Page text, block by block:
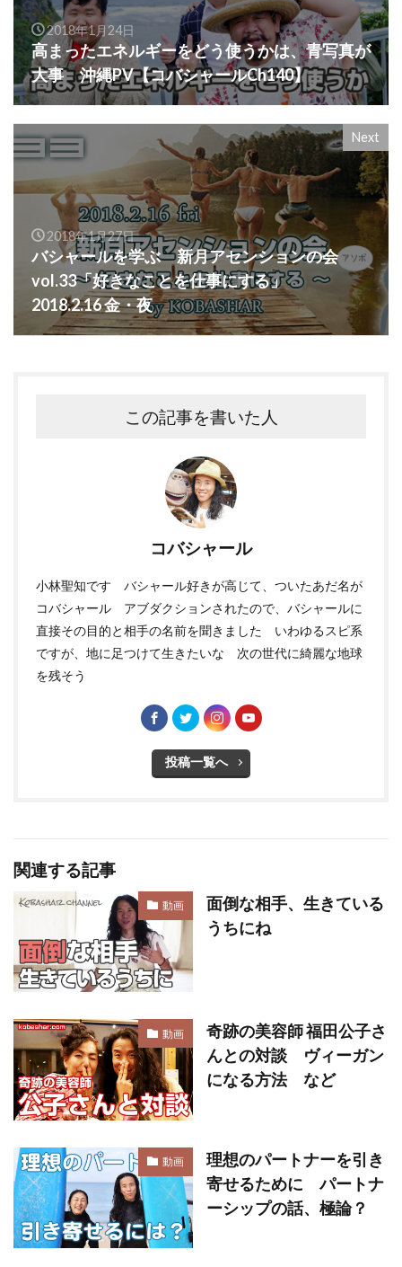
2018年1月24日
高まったエネルギーをどう使うかは、青写真が
大事 沖縄PV【コバシャールCh140】
Next
2018年1月27日
バシャールを学ぶ 新月アセンションの会
vol.33「好きなことを仕事にする」
2018.2.16 金・夜
この記事を書いた人
コバシャール
小林聖知です バシャール好きが高じて、ついたあだ名が
コバシャール アブダクションされたので、バシャールに
直接その目的と相手の名前を聞きました いわゆるスピ系
ですが、地に足つけて生きたいな 次の世代に綺麗な地球
を残そう
投稿一覧へ
関連する記事
動画
面倒な相手、生きている
うちにね
動画
奇跡の美容師 福田公子さ
んとの対談 ヴィーガン
になる方法 など
動画
理想のパートナーを引き
寄せるために パートナ
ーシップの話、極論？